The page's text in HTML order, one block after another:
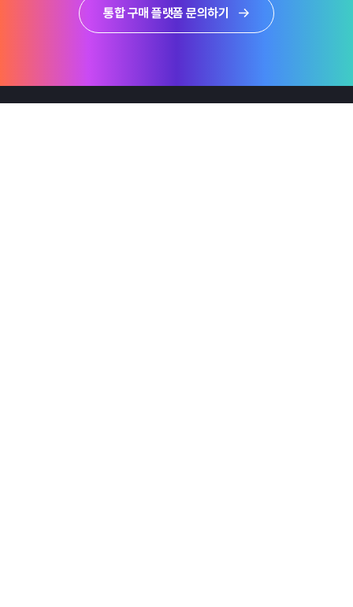
통합 구매 플랫폼 문의하기